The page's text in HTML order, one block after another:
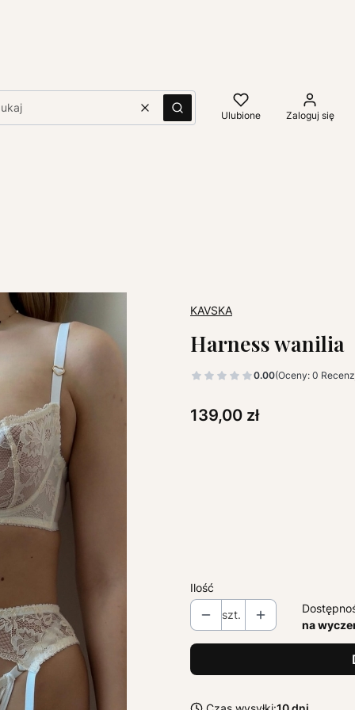
WyczyśćSzukaj Ulubione Zaloguj się
KAVSKA
Harness wanilia
0.00(Oceny: 0
Cena
139,00 zł
Ilość
szt.
na